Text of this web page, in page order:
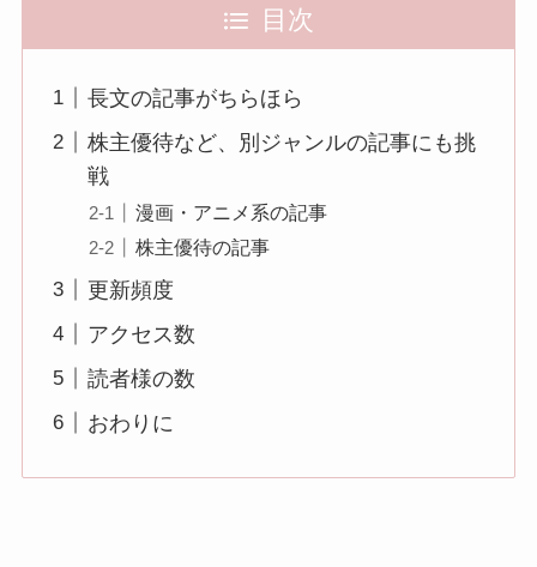
目次
長文の記事がちらほら
株主優待など、別ジャンルの記事にも挑
戦
漫画・アニメ系の記事
株主優待の記事
更新頻度
アクセス数
読者様の数
おわりに